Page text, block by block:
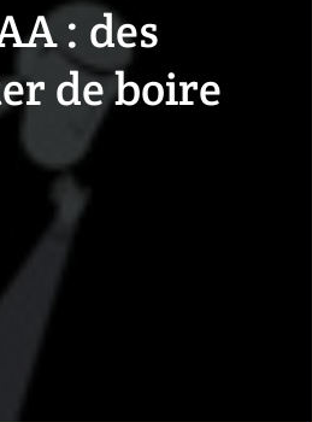
: des
de boire